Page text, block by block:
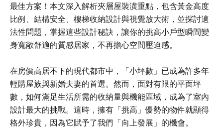
最佳方案！本文深入解析夾層屋裝潢重點，包含黃金高度
比例、結構安全、樓梯收納設計與視覺放大術，並探討適
法性問題，掌握這些設計秘訣，讓你的挑高小戶型瞬間變
身寬敞舒適的質感居家，不再擔心空間壓迫感。
在房價高居不下的現代都市中，「小坪數」已成為許多年
輕購屋族與新婚夫妻的首選。然而，面對有限的平面坪
數，如何滿足生活所需的收納量與機能區域，成為了室內
設計最大的挑戰。這時，擁有「挑高」優勢的物件就顯得
格外珍貴，因為它賦予了我們「向上發展」的機會。